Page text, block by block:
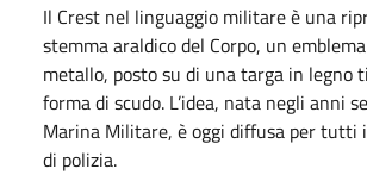
Il Crest nel linguaggio militare è una
stemma araldico del Corpo, un
metallo, posto su di una targa in legno
forma di scudo. L’idea, nata negli anni
Marina Militare, è oggi diffusa per tutti
di polizia.